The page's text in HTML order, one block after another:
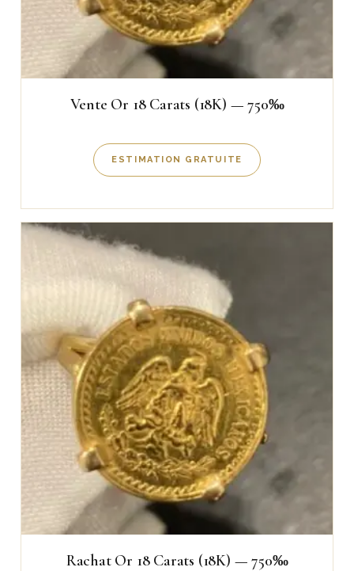
Vente Or 18 Carats (18K) — 750‰
ESTIMATION GRATUITE
Rachat Or 18 Carats (18K) — 750‰